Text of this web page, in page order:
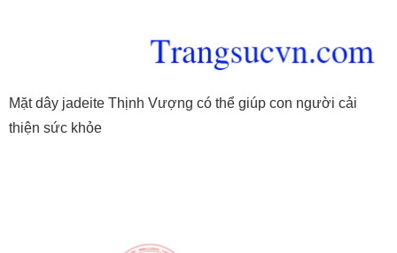
Mặt dây jadeite Thịnh Vượng có thể giúp con người cải
thiện sức khỏe